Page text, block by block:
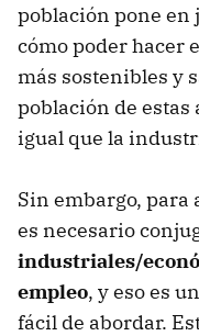
población pone en
cómo poder hacer
más sostenibles y
población de estas
igual que la
Sin embargo,
es necesario
industriales/
empleo, y eso es
fácil de abordar.